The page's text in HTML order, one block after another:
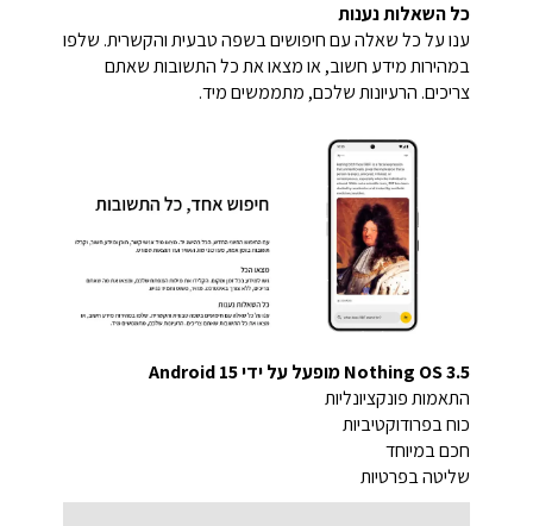
כל השאלות נענות
ענו על כל שאלה עם חיפושים בשפה טבעית והקשרית. שלפו
במהירות מידע חשוב, או מצאו את כל התשובות שאתם
צריכים. הרעיונות שלכם, מתממשים מיד.
Nothing OS 3.5 מופעל על ידי Android 15
התאמות פונקציונליות
כוח בפרודוקטיביות
חכם במיוחד
שליטה בפרטיות